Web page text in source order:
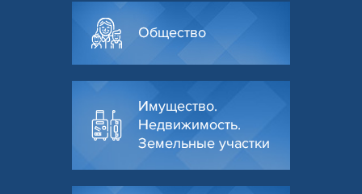
Общество
Имущество.
Недвижимость.
Земельные участки